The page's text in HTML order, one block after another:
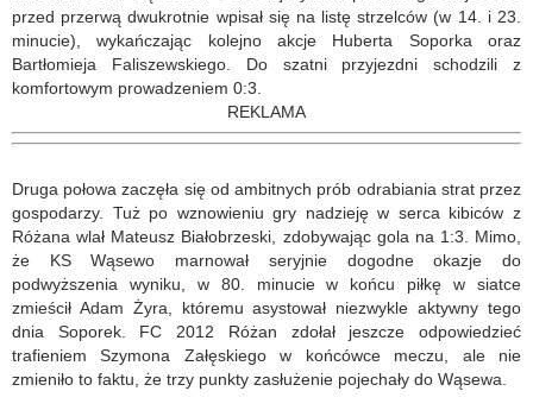
przed przerwą dwukrotnie wpisał się na listę strzelców (w 14. i 23.
minucie), wykańczając kolejno akcje Huberta Soporka oraz
Bartłomieja Faliszewskiego. Do szatni przyjezdni schodzili z
komfortowym prowadzeniem 0:3.
REKLAMA
Druga połowa zaczęła się od ambitnych prób odrabiania strat przez
gospodarzy. Tuż po wznowieniu gry nadzieję w serca kibiców z
Różana wlał Mateusz Białobrzeski, zdobywając gola na 1:3. Mimo,
że KS Wąsewo marnował seryjnie dogodne okazje do
podwyższenia wyniku, w 80. minucie w końcu piłkę w siatce
zmieścił Adam Żyra, któremu asystował niezwykle aktywny tego
dnia Soporek. FC 2012 Różan zdołał jeszcze odpowiedzieć
trafieniem Szymona Załęskiego w końcówce meczu, ale nie
zmieniło to faktu, że trzy punkty zasłużenie pojechały do Wąsewa.